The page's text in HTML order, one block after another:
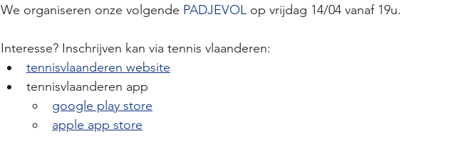
We organiseren onze volgende PADJEVOL op vrijdag 14/04 vanaf 19u.
Interesse? Inschrijven kan via tennis vlaanderen:
tennisvlaanderen website
tennisvlaanderen app
google play store
apple app store